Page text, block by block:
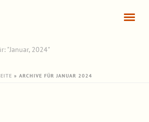
"Januar, 2024"
» ARCHIVE FÜR JANUAR 2024